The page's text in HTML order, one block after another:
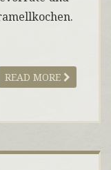
READ MORE